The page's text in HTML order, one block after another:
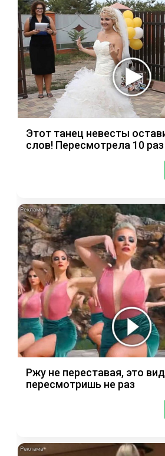
Этот танец невесты
слов! Пересмотрела 10 раз
Ржу не переставая, это
пересмотришь не раз